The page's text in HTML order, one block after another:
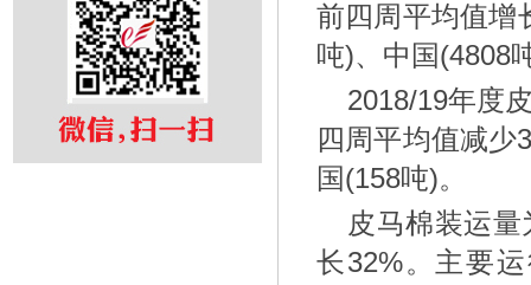
前四周平均值增
吨)、中国(4808
2018/19年度
四周平均值减少
国(158吨)。
皮马棉装运
长32%。主要